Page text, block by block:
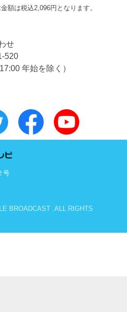
額は税込2,096円となります。
せ
520
年始を除く）
号
BROADCAST .ALL RIGHTS